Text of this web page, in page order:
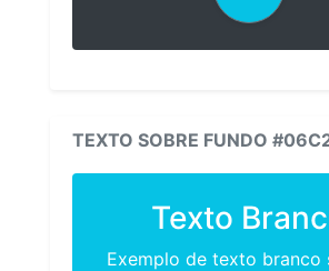
TEXTO SOBRE FUNDO
Texto
Exemplo de texto branco